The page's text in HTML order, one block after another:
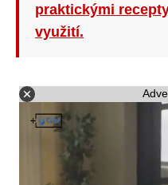
praktickými
využití.